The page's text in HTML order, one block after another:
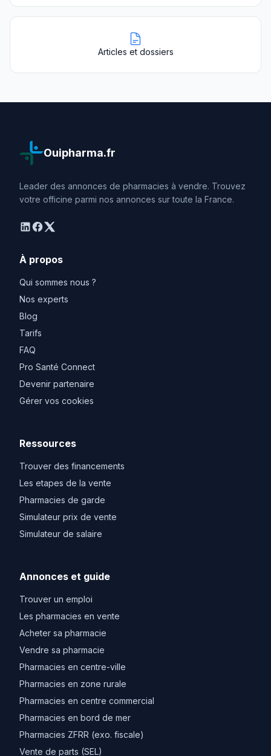
Articles et dossiers
Ouipharma.fr
Leader des annonces de pharmacies à vendre. Trouvez
votre officine parmi nos annonces sur toute la France.
linkedin
facebook
twitter
À propos
Qui sommes nous ?
Nos experts
Blog
Tarifs
FAQ
Pro Santé Connect
Devenir partenaire
Gérer vos cookies
Ressources
Trouver des financements
Les etapes de la vente
Pharmacies de garde
Simulateur prix de vente
Simulateur de salaire
Annonces et guide
Trouver un emploi
Les pharmacies en vente
Acheter sa pharmacie
Vendre sa pharmacie
Pharmacies en centre-ville
Pharmacies en zone rurale
Pharmacies en centre commercial
Pharmacies en bord de mer
Pharmacies ZFRR (exo. fiscale)
Vente de parts (SEL)